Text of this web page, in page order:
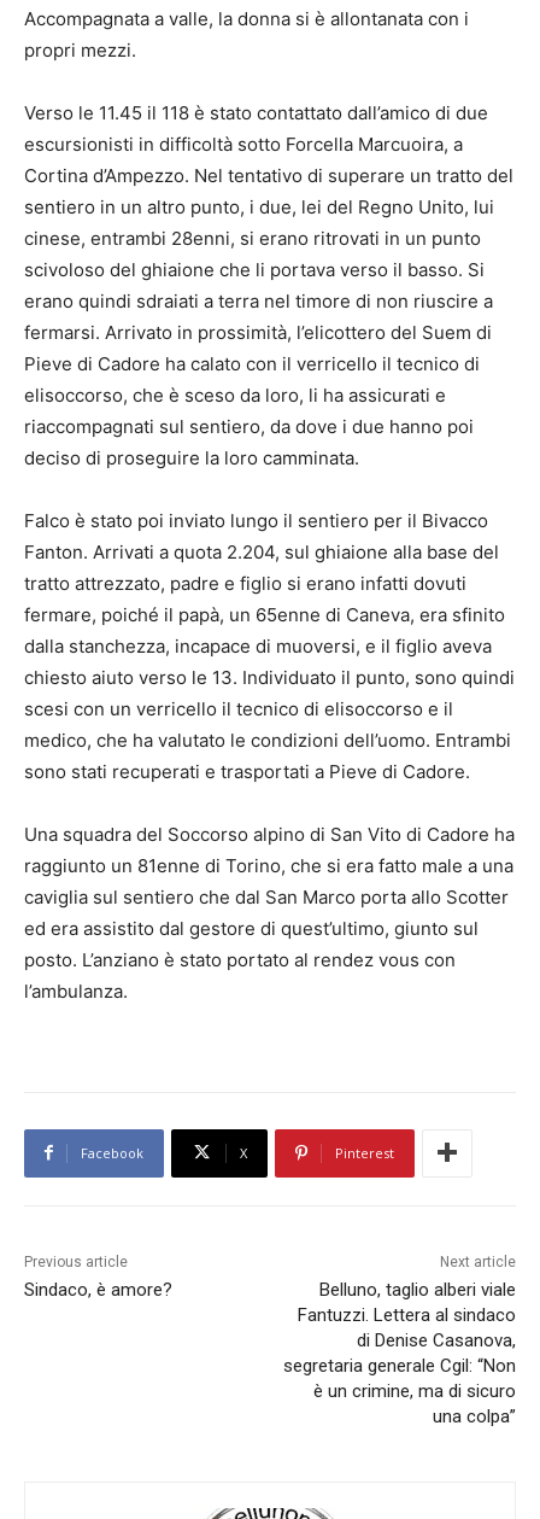
Accompagnata a valle, la donna si è allontanata con i
propri mezzi.
Verso le 11.45 il 118 è stato contattato dall’amico di due
escursionisti in difficoltà sotto Forcella Marcuoira, a
Cortina d’Ampezzo. Nel tentativo di superare un tratto del
sentiero in un altro punto, i due, lei del Regno Unito, lui
cinese, entrambi 28enni, si erano ritrovati in un punto
scivoloso del ghiaione che li portava verso il basso. Si
erano quindi sdraiati a terra nel timore di non riuscire a
fermarsi. Arrivato in prossimità, l’elicottero del Suem di
Pieve di Cadore ha calato con il verricello il tecnico di
elisoccorso, che è sceso da loro, li ha assicurati e
riaccompagnati sul sentiero, da dove i due hanno poi
deciso di proseguire la loro camminata.
Falco è stato poi inviato lungo il sentiero per il Bivacco
Fanton. Arrivati a quota 2.204, sul ghiaione alla base del
tratto attrezzato, padre e figlio si erano infatti dovuti
fermare, poiché il papà, un 65enne di Caneva, era sfinito
dalla stanchezza, incapace di muoversi, e il figlio aveva
chiesto aiuto verso le 13. Individuato il punto, sono quindi
scesi con un verricello il tecnico di elisoccorso e il
medico, che ha valutato le condizioni dell’uomo. Entrambi
sono stati recuperati e trasportati a Pieve di Cadore.
Una squadra del Soccorso alpino di San Vito di Cadore ha
raggiunto un 81enne di Torino, che si era fatto male a una
caviglia sul sentiero che dal San Marco porta allo Scotter
ed era assistito dal gestore di quest’ultimo, giunto sul
posto. L’anziano è stato portato al rendez vous con
l’ambulanza.
Facebook X Pinterest
Previous article
Sindaco, è amore?
Next article
Belluno, taglio alberi viale
Fantuzzi. Lettera al sindaco
di Denise Casanova,
segretaria generale Cgil: “Non
è un crimine, ma di sicuro
una colpa”